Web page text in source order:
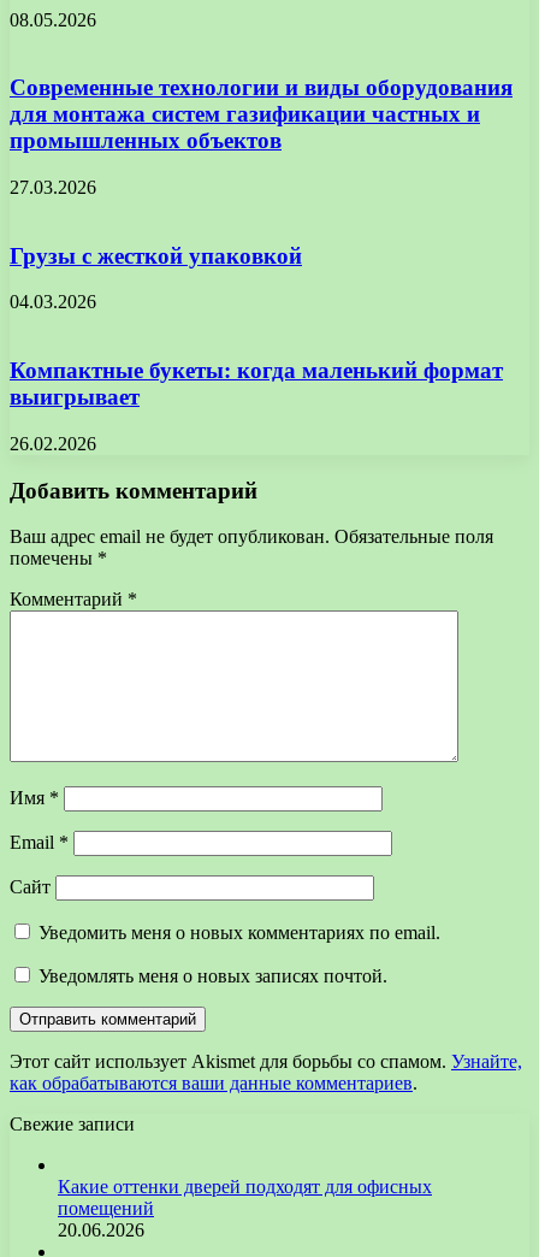
08.05.2026
Современные технологии и виды оборудования
для монтажа систем газификации частных и
промышленных объектов
27.03.2026
Грузы с жесткой упаковкой
04.03.2026
Компактные букеты: когда маленький формат
выигрывает
26.02.2026
Добавить комментарий
Ваш адрес email не будет опубликован. Обязательные поля
помечены *
Комментарий *
Имя *
Email *
Сайт
Уведомить меня о новых комментариях по email.
Уведомлять меня о новых записях почтой.
Этот сайт использует Akismet для борьбы со спамом. Узнайте,
как обрабатываются ваши данные комментариев.
Свежие записи
Какие оттенки дверей подходят для офисных
помещений
20.06.2026